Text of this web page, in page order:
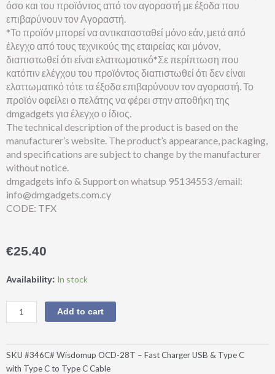
όσο και του προϊόντος από τον αγοραστή με έξοδα που
επιβαρύνουν τον Αγοραστή.
*Το προϊόν μπορεί να αντικατασταθεί μόνο εάν, μετά από
έλεγχο από τους τεχνικούς της εταιρείας και μόνον,
διαπιστωθεί ότι είναι ελαττωματικό*Σε περίπτωση που
κατόπιν ελέγχου του προϊόντος διαπιστωθεί ότι δεν είναι
ελαττωματικό τότε τα έξοδα επιβαρύνουν τον αγοραστή. Το
προϊόν οφείλει ο πελάτης να φέρει στην αποθήκη της
dmgadgets για έλεγχο ο ίδιος.
The technical description of the product is based on the
manufacturer’s website. The product’s appearance, packaging,
and specifications are subject to change by the manufacturer
without notice.
dmgadgets info & Support on whatsup 95134553 /email:
info@dmgadgets.com.cy
CODE: TFX
€25.40
Availability: In stock
Wisdomup®OCD-
Fast
+
Type
Add to cart
SKU #346C# Wisdomup OCD-28T – Fast Charger USB & Type C
with Type C to Type C Cable